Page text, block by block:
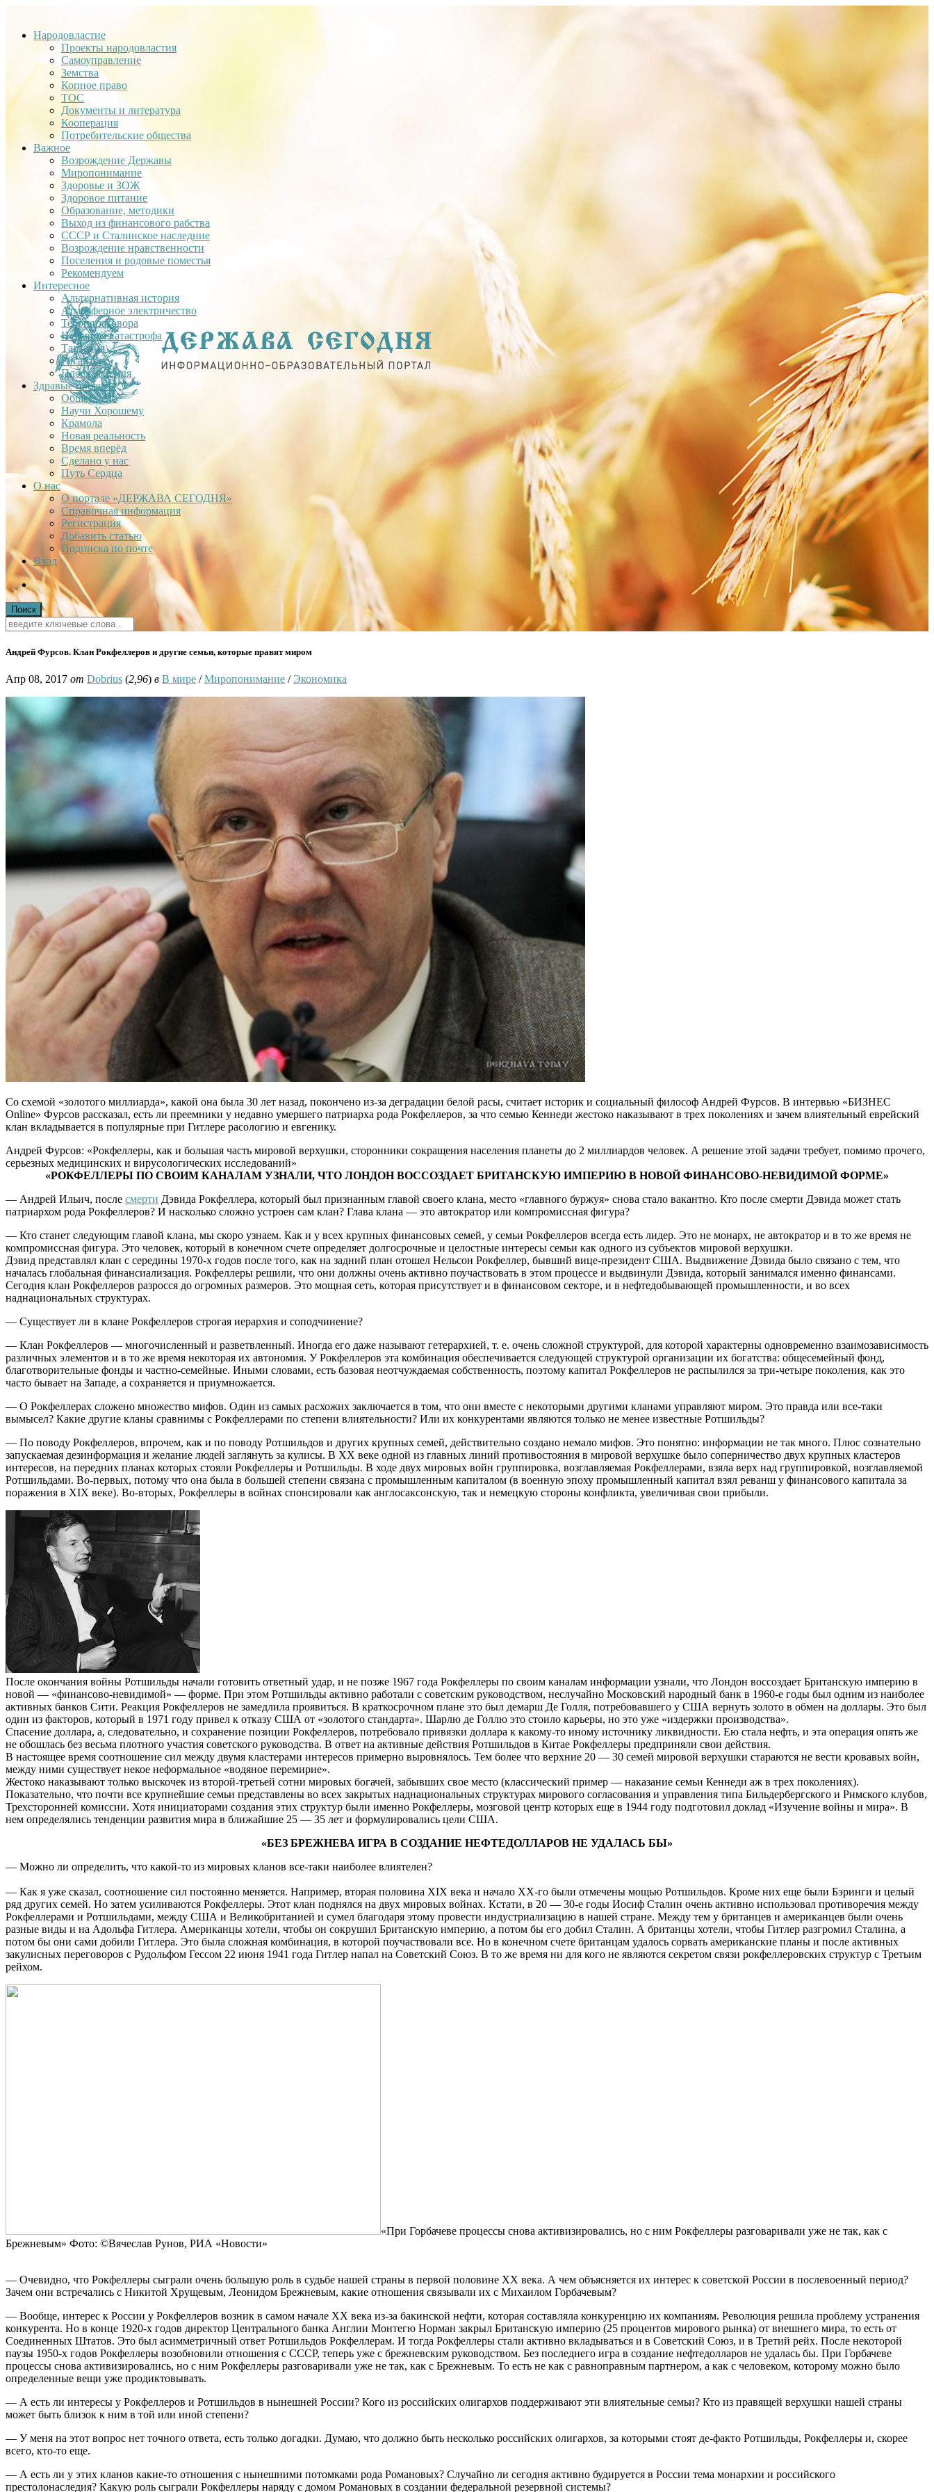
Народовластие
Проекты народовластия
Самоуправление
Земства
Копное право
ТОС
Документы и литература
Кооперация
Потребительские общества
Важное
Возрождение Державы
Миропонимание
Здоровье и ЗОЖ
Здоровое питание
Образование, методики
Выход из финансового рабства
СССР и Сталинское наследние
Возрождение нравственности
Поселения и родовые поместья
Рекомендуем
Интересное
Альтернативная история
Атмосферное электричество
Теория заговора
Недавняя катастрофа
Тартария
Гиганты
Плоская Земля
Здравые проекты
Общее дело
Научи Хорошему
Крамола
Новая реальность
Время вперёд
Сделано у нас
Путь Сердца
О нас
О портале «ДЕРЖАВА СЕГОДНЯ»
Справочная информация
Регистрация
Добавить статью
Подписка по почте
Вход
Андрей Фурсов. Клан Рокфеллеров и другие семьи, которые правят миром
Апр 08, 2017 от Dobrius (2,96) в В мире /Миропонимание / Экономика
Со схемой «золотого миллиарда», какой она была 30 лет назад, покончено из-за деградации белой расы, считает историк и социальный философ Андрей Фурсов. В интервью «БИЗНЕС
Online» Фурсов рассказал, есть ли преемники у недавно умершего патриарха рода Рокфеллеров, за что семью Кеннеди жестоко наказывают в трех поколениях и зачем влиятельный еврейский
клан вкладывается в популярные при Гитлере расологию и евгенику.
Андрей Фурсов: «Рокфеллеры, как и большая часть мировой верхушки, сторонники сокращения населения планеты до 2 миллиардов человек. А решение этой задачи требует, помимо прочего,
серьезных медицинских и вирусологических исследований»
«РОКФЕЛЛЕРЫ ПО СВОИМ КАНАЛАМ УЗНАЛИ, ЧТО ЛОНДОН ВОССОЗДАЕТ БРИТАНСКУЮ ИМПЕРИЮ В НОВОЙ ФИНАНСОВО-НЕВИДИМОЙ ФОРМЕ»
— Андрей Ильич, после смерти Дэвида Рокфеллера, который был признанным главой своего клана, место «главного буржуя» снова стало вакантно. Кто после смерти Дэвида может стать
патриархом рода Рокфеллеров? И насколько сложно устроен сам клан? Глава клана — это автократор или компромиссная фигура?
— Кто станет следующим главой клана, мы скоро узнаем. Как и у всех крупных финансовых семей, у семьи Рокфеллеров всегда есть лидер. Это не монарх, не автократор и в то же время не
компромиссная фигура. Это человек, который в конечном счете определяет долгосрочные и целостные интересы семьи как одного из субъектов мировой верхушки.
Дэвид представлял клан с середины 1970-х годов после того, как на задний план отошел Нельсон Рокфеллер, бывший вице-президент США. Выдвижение Дэвида было связано с тем, что
началась глобальная финансиализация. Рокфеллеры решили, что они должны очень активно поучаствовать в этом процессе и выдвинули Дэвида, который занимался именно финансами.
Сегодня клан Рокфеллеров разросся до огромных размеров. Это мощная сеть, которая присутствует и в финансовом секторе, и в нефтедобывающей промышленности, и во всех
наднациональных структурах.
— Существует ли в клане Рокфеллеров строгая иерархия и соподчинение?
— Клан Рокфеллеров — многочисленный и разветвленный. Иногда его даже называют гетерархией, т. е. очень сложной структурой, для которой характерны одновременно взаимозависимость
различных элементов и в то же время некоторая их автономия. У Рокфеллеров эта комбинация обеспечивается следующей структурой организации их богатства: общесемейный фонд,
благотворительные фонды и частно-семейные. Иными словами, есть базовая неотчуждаемая собственность, поэтому капитал Рокфеллеров не распылился за три-четыре поколения, как это
часто бывает на Западе, а сохраняется и приумножается.
— О Рокфеллерах сложено множество мифов. Один из самых расхожих заключается в том, что они вместе с некоторыми другими кланами управляют миром. Это правда или все-таки
вымысел? Какие другие кланы сравнимы с Рокфеллерами по степени влиятельности? Или их конкурентами являются только не менее известные Ротшильды?
— По поводу Рокфеллеров, впрочем, как и по поводу Ротшильдов и других крупных семей, действительно создано немало мифов. Это понятно: информации не так много. Плюс сознательно
запускаемая дезинформация и желание людей заглянуть за кулисы. В ХХ веке одной из главных линий противостояния в мировой верхушке было соперничество двух крупных кластеров
интересов, на передних планах которых стояли Рокфеллеры и Ротшильды. В ходе двух мировых войн группировка, возглавляемая Рокфеллерами, взяла верх над группировкой, возглавляемой
Ротшильдами. Во-первых, потому что она была в большей степени связана с промышленным капиталом (в военную эпоху промышленный капитал взял реванш у финансового капитала за
поражения в XIX веке). Во-вторых, Рокфеллеры в войнах спонсировали как англосаксонскую, так и немецкую стороны конфликта, увеличивая свои прибыли.
После окончания войны Ротшильды начали готовить ответный удар, и не позже 1967 года Рокфеллеры по своим каналам информации узнали, что Лондон воссоздает Британскую империю в
новой — «финансово-невидимой» — форме. При этом Ротшильды активно работали с советским руководством, неслучайно Московский народный банк в 1960-е годы был одним из наиболее
активных банков Сити. Реакция Рокфеллеров не замедлила проявиться. В краткосрочном плане это был демарш Де Голля, потребовавшего у США вернуть золото в обмен на доллары. Это был
один из факторов, который в 1971 году привел к отказу США от «золотого стандарта». Шарлю де Голлю это стоило карьеры, но это уже «издержки производства».
Спасение доллара, а, следовательно, и сохранение позиции Рокфеллеров, потребовало привязки доллара к какому-то иному источнику ликвидности. Ею стала нефть, и эта операция опять же
не обошлась без весьма плотного участия советского руководства. В ответ на активные действия Ротшильдов в Китае Рокфеллеры предприняли свои действия.
В настоящее время соотношение сил между двумя кластерами интересов примерно выровнялось. Тем более что верхние 20 — 30 семей мировой верхушки стараются не вести кровавых войн,
между ними существует некое неформальное «водяное перемирие».
Жестоко наказывают только выскочек из второй-третьей сотни мировых богачей, забывших свое место (классический пример — наказание семьи Кеннеди аж в трех поколениях).
Показательно, что почти все крупнейшие семьи представлены во всех закрытых наднациональных структурах мирового согласования и управления типа Бильдербергского и Римского клубов,
Трехсторонней комиссии. Хотя инициаторами создания этих структур были именно Рокфеллеры, мозговой центр которых еще в 1944 году подготовил доклад «Изучение войны и мира». В
нем определялись тенденции развития мира в ближайшие 25 — 35 лет и формулировались цели США.
«БЕЗ БРЕЖНЕВА ИГРА В СОЗДАНИЕ НЕФТЕДОЛЛАРОВ НЕ УДАЛАСЬ БЫ»
— Можно ли определить, что какой-то из мировых кланов все-таки наиболее влиятелен?
— Как я уже сказал, соотношение сил постоянно меняется. Например, вторая половина XIX века и начало XX-го были отмечены мощью Ротшильдов. Кроме них еще были Бэринги и целый
ряд других семей. Но затем усиливаются Рокфеллеры. Этот клан поднялся на двух мировых войнах. Кстати, в 20 — 30-е годы Иосиф Сталин очень активно использовал противоречия между
Рокфеллерами и Ротшильдами, между США и Великобританией и сумел благодаря этому провести индустриализацию в нашей стране. Между тем у британцев и американцев были очень
разные виды и на Адольфа Гитлера. Американцы хотели, чтобы он сокрушил Британскую империю, а потом бы его добил Сталин. А британцы хотели, чтобы Гитлер разгромил Сталина, а
потом бы они сами добили Гитлера. Это была сложная комбинация, в которой поучаствовали все. Но в конечном счете британцам удалось сорвать американские планы и после активных
закулисных переговоров с Рудольфом Гессом 22 июня 1941 года Гитлер напал на Советский Союз. В то же время ни для кого не являются секретом связи рокфеллеровских структур с Третьим
рейхом.
«При Горбачеве процессы снова активизировались, но с ним Рокфеллеры разговаривали уже не так, как с
Брежневым» Фото: ©Вячеслав Рунов, РИА «Новости»
— Очевидно, что Рокфеллеры сыграли очень большую роль в судьбе нашей страны в первой половине ХХ века. А чем объясняется их интерес к советской России в послевоенный период?
Зачем они встречались с Никитой Хрущевым, Леонидом Брежневым, какие отношения связывали их с Михаилом Горбачевым?
— Вообще, интерес к России у Рокфеллеров возник в самом начале XX века из-за бакинской нефти, которая составляла конкуренцию их компаниям. Революция решила проблему устранения
конкурента. Но в конце 1920-х годов директор Центрального банка Англии Монтегю Норман закрыл Британскую империю (25 процентов мирового рынка) от внешнего мира, то есть от
Соединенных Штатов. Это был асимметричный ответ Ротшильдов Рокфеллерам. И тогда Рокфеллеры стали активно вкладываться и в Советский Союз, и в Третий рейх. После некоторой
паузы 1950-х годов Рокфеллеры возобновили отношения с СССР, теперь уже с брежневским руководством. Без последнего игра в создание нефтедолларов не удалась бы. При Горбачеве
процессы снова активизировались, но с ним Рокфеллеры разговаривали уже не так, как с Брежневым. То есть не как с равноправным партнером, а как с человеком, которому можно было
определенные вещи уже продиктовывать.
— А есть ли интересы у Рокфеллеров и Ротшильдов в нынешней России? Кого из российских олигархов поддерживают эти влиятельные семьи? Кто из правящей верхушки нашей страны
может быть близок к ним в той или иной степени?
— У меня на этот вопрос нет точного ответа, есть только догадки. Думаю, что должно быть несколько российских олигархов, за которыми стоят де-факто Ротшильды, Рокфеллеры и, скорее
всего, кто-то еще.
— А есть ли у этих кланов какие-то отношения с нынешними потомками рода Романовых? Случайно ли сегодня активно будируется в России тема монархии и российского
престолонаследия? Какую роль сыграли Рокфеллеры наряду с домом Романовых в создании федеральной резервной системы?